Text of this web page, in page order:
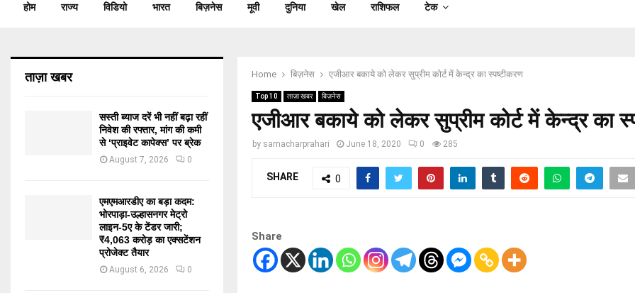
होम राज्य विडियो भारत बिज़नेस मूवी दुनिया खेल राशिफल टेक
Home बिज़नेस एजीआर बकाये को लेकर सुप्रीम कोर्ट में केन्द्र का स्पष्टीकरण
Top 10 ताज़ा खबर बिज़नेस
एजीआर बकाये को लेकर सुप्रीम कोर्ट में केन्द्र का
by samacharprahari June 18, 2020 0 285
SHARE 0
Share
ताज़ा खबर
सस्ती ब्याज दरें भी नहीं बढ़ा रहीं
निवेश की रफ्तार, मांग की कमी
से ‘प्राइवेट कापेक्स’ पर ब्रेक
August 7, 2026 0
एमएमआरडीए का बड़ा कदम:
भोरपाड़ा-उल्हासनगर मेट्रो
लाइन-5ए के टेंडर जारी;
₹4,063 करोड़ का एक्सटेंशन
प्रोजेक्ट तैयार
August 6, 2026 0